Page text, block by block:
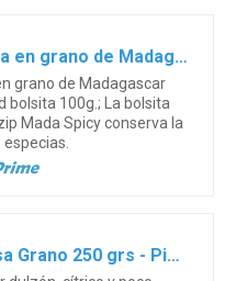
Pimienta rosa en grano de Madagascar 100g " Gourmet Calidad ". Bolsa resellable.
grano de Madagascar
bolsita 100g.; La bolsita
Mada Spicy conserva la
Pimienta Rosa Grano 250 grs - Pimienta Natural 100 %